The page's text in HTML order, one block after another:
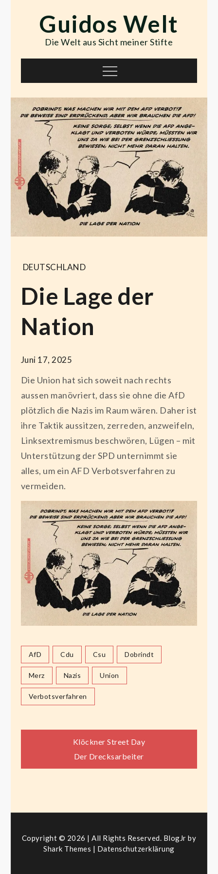
contentGuidos Welt
Die Welt aus Sicht meiner Stifte
Menu
DEUTSCHLAND
Die Lage der
Nation
Juni 17, 2025
Die Union hat sich soweit nach rechts
aussen manövriert, dass sie ohne die AfD
plötzlich die Nazis im Raum wären. Daher ist
ihre Taktik aussitzen, zerreden, anzweifeln,
Linksextremismus beschwören, Lügen – mit
Unterstützung der SPD unternimmt sie
alles, um ein AFD Verbotsverfahren zu
vermeiden.
AfD Cdu Csu Dobrindt
Merz Nazis Union
Verbotsverfahren
Beitragsnavigation
Klöckner Street Day
Der Drecksarbeiter
Copyright © 2026 | All Rights Reserved. BlogJr by
Shark Themes | Datenschutzerklärung